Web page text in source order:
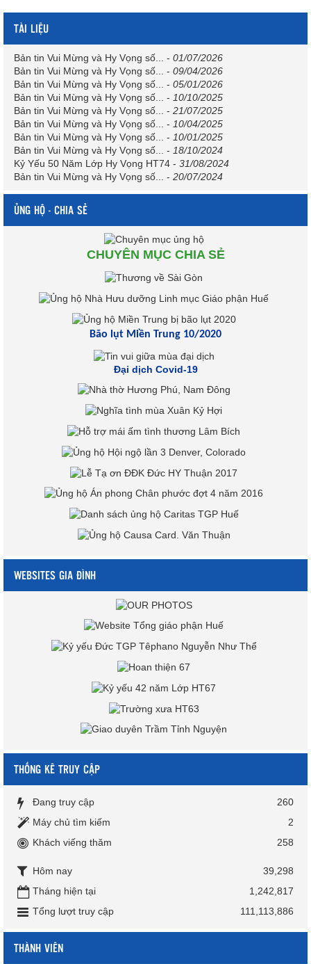
TÀI LIỆU
Bản tin Vui Mừng và Hy Vọng số... - 01/07/2026
Bản tin Vui Mừng và Hy Vọng số...
- 09/04/2026
Bản tin Vui Mừng và Hy Vọng số...
- 05/01/2026
Bản tin Vui Mừng và Hy Vọng số...
- 10/10/2025
Bản tin Vui Mừng và Hy Vọng số...
- 21/07/2025
Bản tin Vui Mừng và Hy Vọng số...
- 10/04/2025
Bản tin Vui Mừng và Hy Vọng số...
- 10/01/2025
Bản tin Vui Mừng và Hy Vọng số...
- 18/10/2024
Kỷ Yếu 50 Năm Lớp Hy Vọng HT74 - 31/08/2024
Bản tin Vui Mừng và Hy Vọng số...
- 20/07/2024
ỦNG HỘ - CHIA SẺ
CHUYÊN MỤC CHIA SẺ
Bão lụt Miền Trung 10/2020
Đại dịch Covid-19
WEBSITES GIA ĐÌNH
THỐNG KÊ TRUY CẬP
Đang truy cập
260
Máy chủ tìm kiếm
2
Khách viếng thăm
258
Hôm nay
39,298
Tháng hiện tại
1,242,817
Tổng lượt truy cập
111,113,886
THÀNH VIÊN